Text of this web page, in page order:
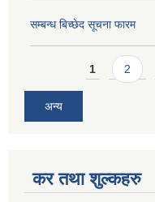
सम्बन्ध बिच्छेद सूचना फारम
Pages1 2
अन्य
कर तथा शुल्कहरु